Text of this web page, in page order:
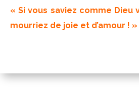
« Si vous saviez comme Dieu
mourriez de joie et d’amour ! »